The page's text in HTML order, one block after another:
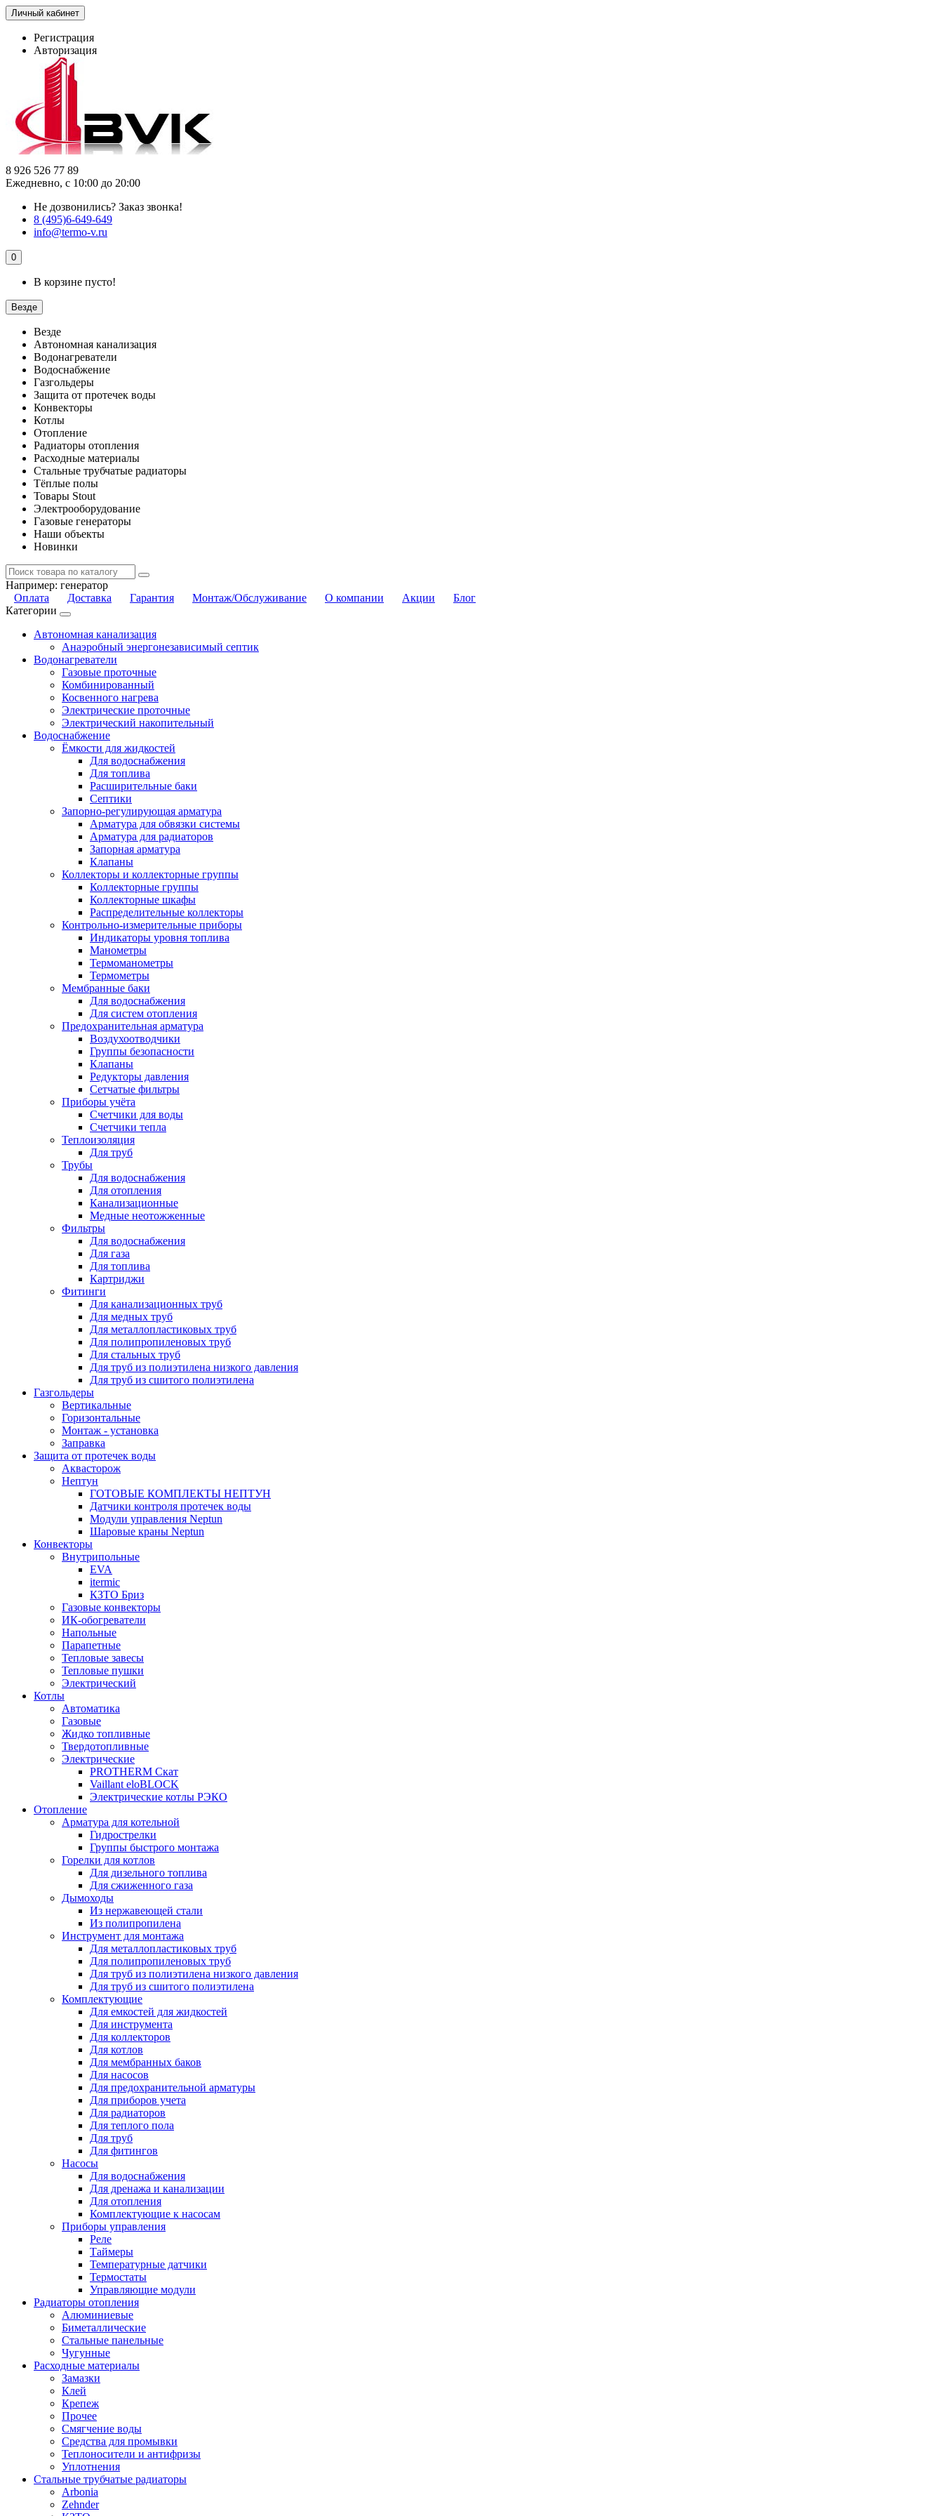
Личный кабинет
Регистрация
Авторизация
8 926 526 77 89
Ежедневно, с 10:00 до 20:00
Не дозвонились? Заказ звонка!
8 (495)6-649-649
info@termo-v.ru
0
В корзине пусто!
Везде
Везде
Автономная канализация
Водонагреватели
Водоснабжение
Газгольдеры
Защита от протечек воды
Конвекторы
Котлы
Отопление
Радиаторы отопления
Расходные материалы
Стальные трубчатые радиаторы
Тёплые полы
Товары Stout
Электрооборудование
Газовые генераторы
Наши объекты
Новинки
Например: генератор
Оплата
Доставка Гарантия Монтаж/Обслуживание О компании Акции
Блог
Категории
Автономная канализация
Анаэробный энергонезависимый септик
Водонагреватели
Газовые проточные
Комбинированный
Косвенного нагрева
Электрические проточные
Электрический накопительный
Водоснабжение
Ёмкости для жидкостей
Для водоснабжения
Для топлива
Расширительные баки
Септики
Запорно-регулирующая арматура
Арматура для обвязки системы
Арматура для радиаторов
Запорная арматура
Клапаны
Коллекторы и коллекторные группы
Коллекторные группы
Коллекторные шкафы
Распределительные коллекторы
Контрольно-измерительные приборы
Индикаторы уровня топлива
Манометры
Термоманометры
Термометры
Мембранные баки
Для водоснабжения
Для систем отопления
Предохранительная арматура
Воздухоотводчики
Группы безопасности
Клапаны
Редукторы давления
Сетчатые фильтры
Приборы учёта
Счетчики для воды
Счетчики тепла
Теплоизоляция
Для труб
Трубы
Для водоснабжения
Для отопления
Канализационные
Медные неотожженные
Фильтры
Для водоснабжения
Для газа
Для топлива
Картриджи
Фитинги
Для канализационных труб
Для медных труб
Для металлопластиковых труб
Для полипропиленовых труб
Для стальных труб
Для труб из полиэтилена низкого давления
Для труб из сшитого полиэтилена
Газгольдеры
Вертикальные
Горизонтальные
Монтаж - установка
Заправка
Защита от протечек воды
Аквасторож
Нептун
ГОТОВЫЕ КОМПЛЕКТЫ НЕПТУН
Датчики контроля протечек воды
Модули управления Neptun
Шаровые краны Neptun
Конвекторы
Внутрипольные
EVA
itermic
КЗТО Бриз
Газовые конвекторы
ИК-обогреватели
Напольные
Парапетные
Тепловые завесы
Тепловые пушки
Электрический
Котлы
Автоматика
Газовые
Жидко топливные
Твердотопливные
Электрические
PROTHERM Скат
Vaillant eloBLOCK
Электрические котлы РЭКО
Отопление
Арматура для котельной
Гидрострелки
Группы быстрого монтажа
Горелки для котлов
Для дизельного топлива
Для сжиженного газа
Дымоходы
Из нержавеющей стали
Из полипропилена
Инструмент для монтажа
Для металлопластиковых труб
Для полипропиленовых труб
Для труб из полиэтилена низкого давления
Для труб из сшитого полиэтилена
Комплектующие
Для емкостей для жидкостей
Для инструмента
Для коллекторов
Для котлов
Для мембранных баков
Для насосов
Для предохранительной арматуры
Для приборов учета
Для радиаторов
Для теплого пола
Для труб
Для фитингов
Насосы
Для водоснабжения
Для дренажа и канализации
Для отопления
Комплектующие к насосам
Приборы управления
Реле
Таймеры
Температурные датчики
Термостаты
Управляющие модули
Радиаторы отопления
Алюминиевые
Биметаллические
Стальные панельные
Чугунные
Расходные материалы
Замазки
Клей
Крепеж
Прочее
Смягчение воды
Средства для промывки
Теплоносители и антифризы
Уплотнения
Стальные трубчатые радиаторы
Arbonia
Zehnder